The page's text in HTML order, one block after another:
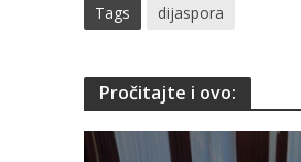
Tags dijaspora
Pročitajte i ovo: